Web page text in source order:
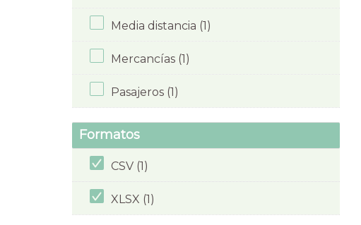
Media distancia (1)
Mercancías (1)
Pasajeros (1)
Formatos
CSV (1)
XLSX (1)